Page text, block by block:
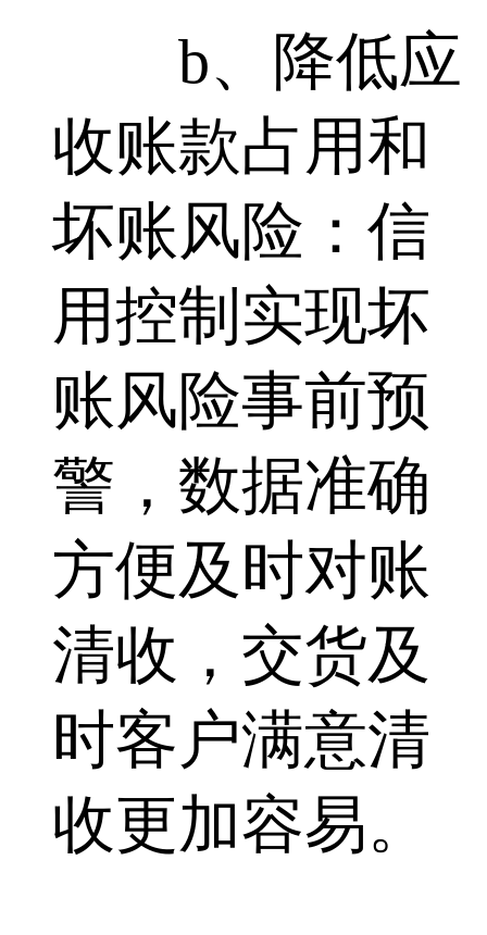
b、降低应
收账款占用和
坏账风险：信
用控制实现坏
账风险事前预
警，数据准确
方便及时对账
清收，交货及
时客户满意清
收更加容易。